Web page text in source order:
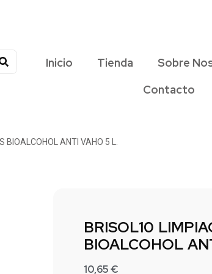
Inicio Tienda Sobre
Contacto
ANTI VAHO 5 L.
BRISOL10
BIOALCOHOL
10,65€